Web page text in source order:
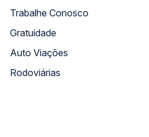
Trabalhe Conosco
Gratuidade
Auto Viações
Rodoviárias